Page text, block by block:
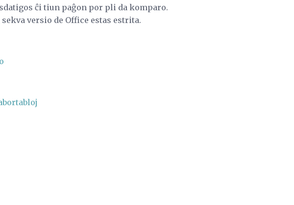
ĉi tiun paĝon por pli da komparo.
versio de Office estas estrita.